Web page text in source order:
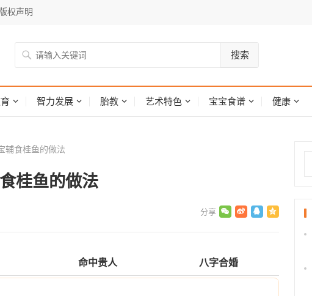
权声明
搜索
智力发展 胎教 艺术特色 宝宝食谱 健康
辅食桂鱼的做法
桂鱼的做法
命中贵人 八字合婚